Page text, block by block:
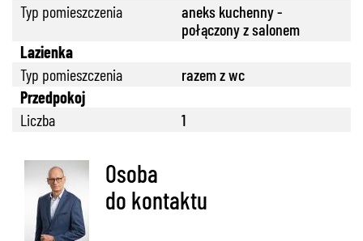
Typ pomieszczenia
aneks kuchenny -
połączony z salonem
Lazienka
Typ pomieszczenia
razem z wc
Przedpokoj
Liczba
1
Osoba
do kontaktu